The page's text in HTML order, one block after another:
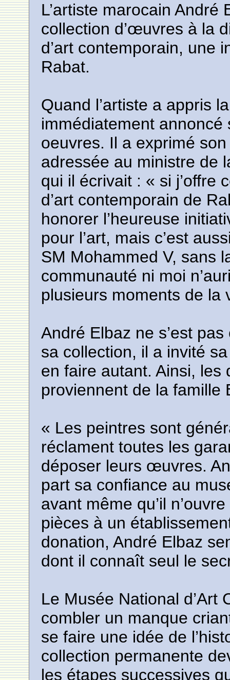
L’artiste marocain
collection d’œuvres à la
d’art contemporain, une
Rabat.
Quand l’artiste a appris
immédiatement
oeuvres. Il a exprimé
adressée au ministre de
qui il écrivait : « si j’offre
d’art contemporain de
honorer l’heureuse
pour l’art, mais c’est
SM Mohammed V, sans
communauté ni moi
plusieurs moments de la
André Elbaz ne s’est
sa collection, il a invité
en faire autant. Ainsi, les
proviennent de la famille
« Les peintres sont
réclament toutes les
déposer leurs œuvres.
part sa confiance au
avant même qu’il
pièces à un
donation, André Elbaz
dont il connaît seul le
Le Musée National d’Art
combler un manque
se faire une idée de
collection permanente
les étapes successives